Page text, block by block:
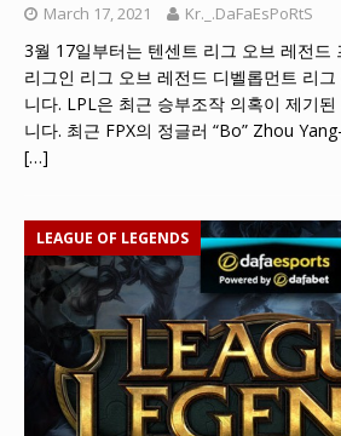
March 17, 2021 Kr._.DaFaEsPoRtS
3월 17일부터는 텐센트 리그 오브 레전드
리그인 리그 오브 레전드 디벨롭먼트 리
니다. LPL은 최근 승부조작 의혹이 제기
니다. 최근 FPX의 정글러 “Bo” Zhou
[…]
LEAGUE OF LEGENDS